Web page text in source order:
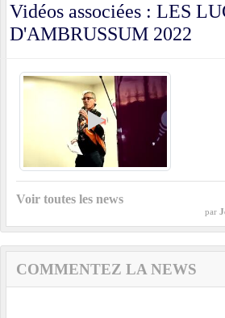
Vidéos associées : LES
D'AMBRUSSUM 2022
Voir toutes les news
par
COMMENTEZ LA NEWS